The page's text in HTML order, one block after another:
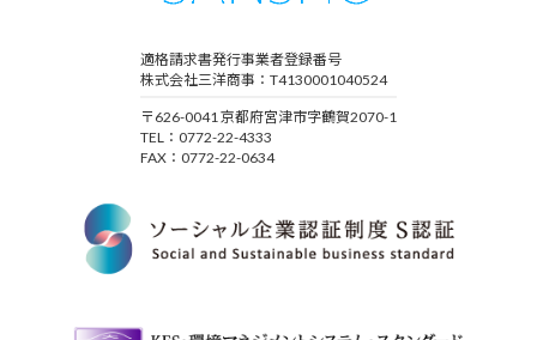
適格請求書発行事業者登録番号
株式会社三洋商事：T4130001040524
〒626-0041 京都府宮津市字鶴賀2070-1
TEL：0772-22-4333
FAX：0772-22-0634